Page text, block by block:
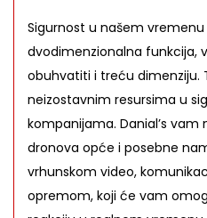
Sigurnost u našem
dvodimenzionalna funkcija,
obuhvatiti i treću dimenziju.
neizostavnim resursima u
kompanijama. Danial’s vam
dronova opće i posebne
vrhunskom video,
opremom, koji će vam